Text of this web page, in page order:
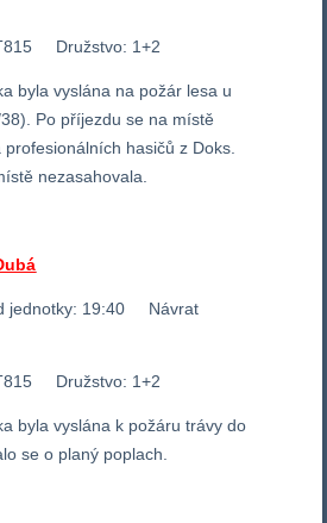
Družstvo: 1+2
byla vyslána na požár lesa u
Po příjezdu se na místě
hasičů z Doks.
nezasahovala.
jednotky: 19:40 Návrat
Družstvo: 1+2
byla vyslána k požáru trávy do
se o planý poplach.